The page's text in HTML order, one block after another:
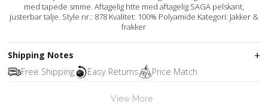
med tapede smme. Aftagelig htte med aftagelig SAGA pelskant,
justerbar talje. Style nr.: 878 Kvalitet: 100% Polyamide Kategori: Jakker &
frakker
Shipping Notes
Free Shipping
Easy Returns Price Match
View More